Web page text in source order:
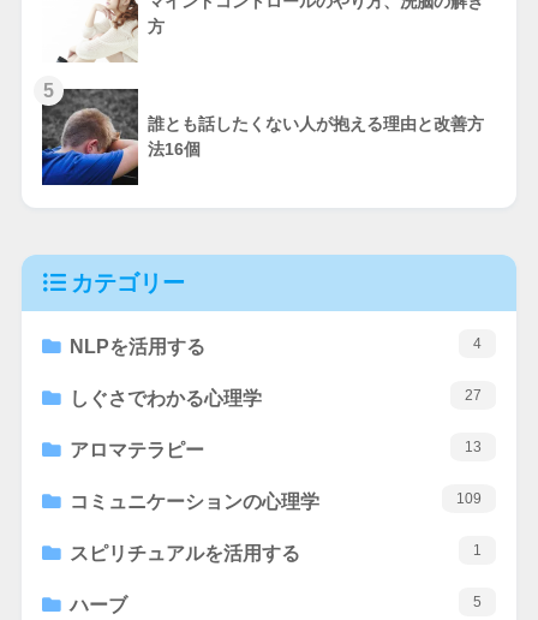
方
5
誰とも話したくない人が抱える理由と改善方
法16個
カテゴリー
NLPを活用する 4
しぐさでわかる心理学 27
アロマテラピー 13
コミュニケーションの心理学 109
スピリチュアルを活用する 1
ハーブ 5